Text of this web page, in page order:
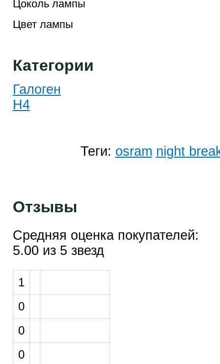
Цоколь лампы
Цвет лампы
Категории
Галоген
H4
Теги: osram night
Отзывы
Средняя оценка покупателей:
5.00 из 5 звезд
1
0
0
0